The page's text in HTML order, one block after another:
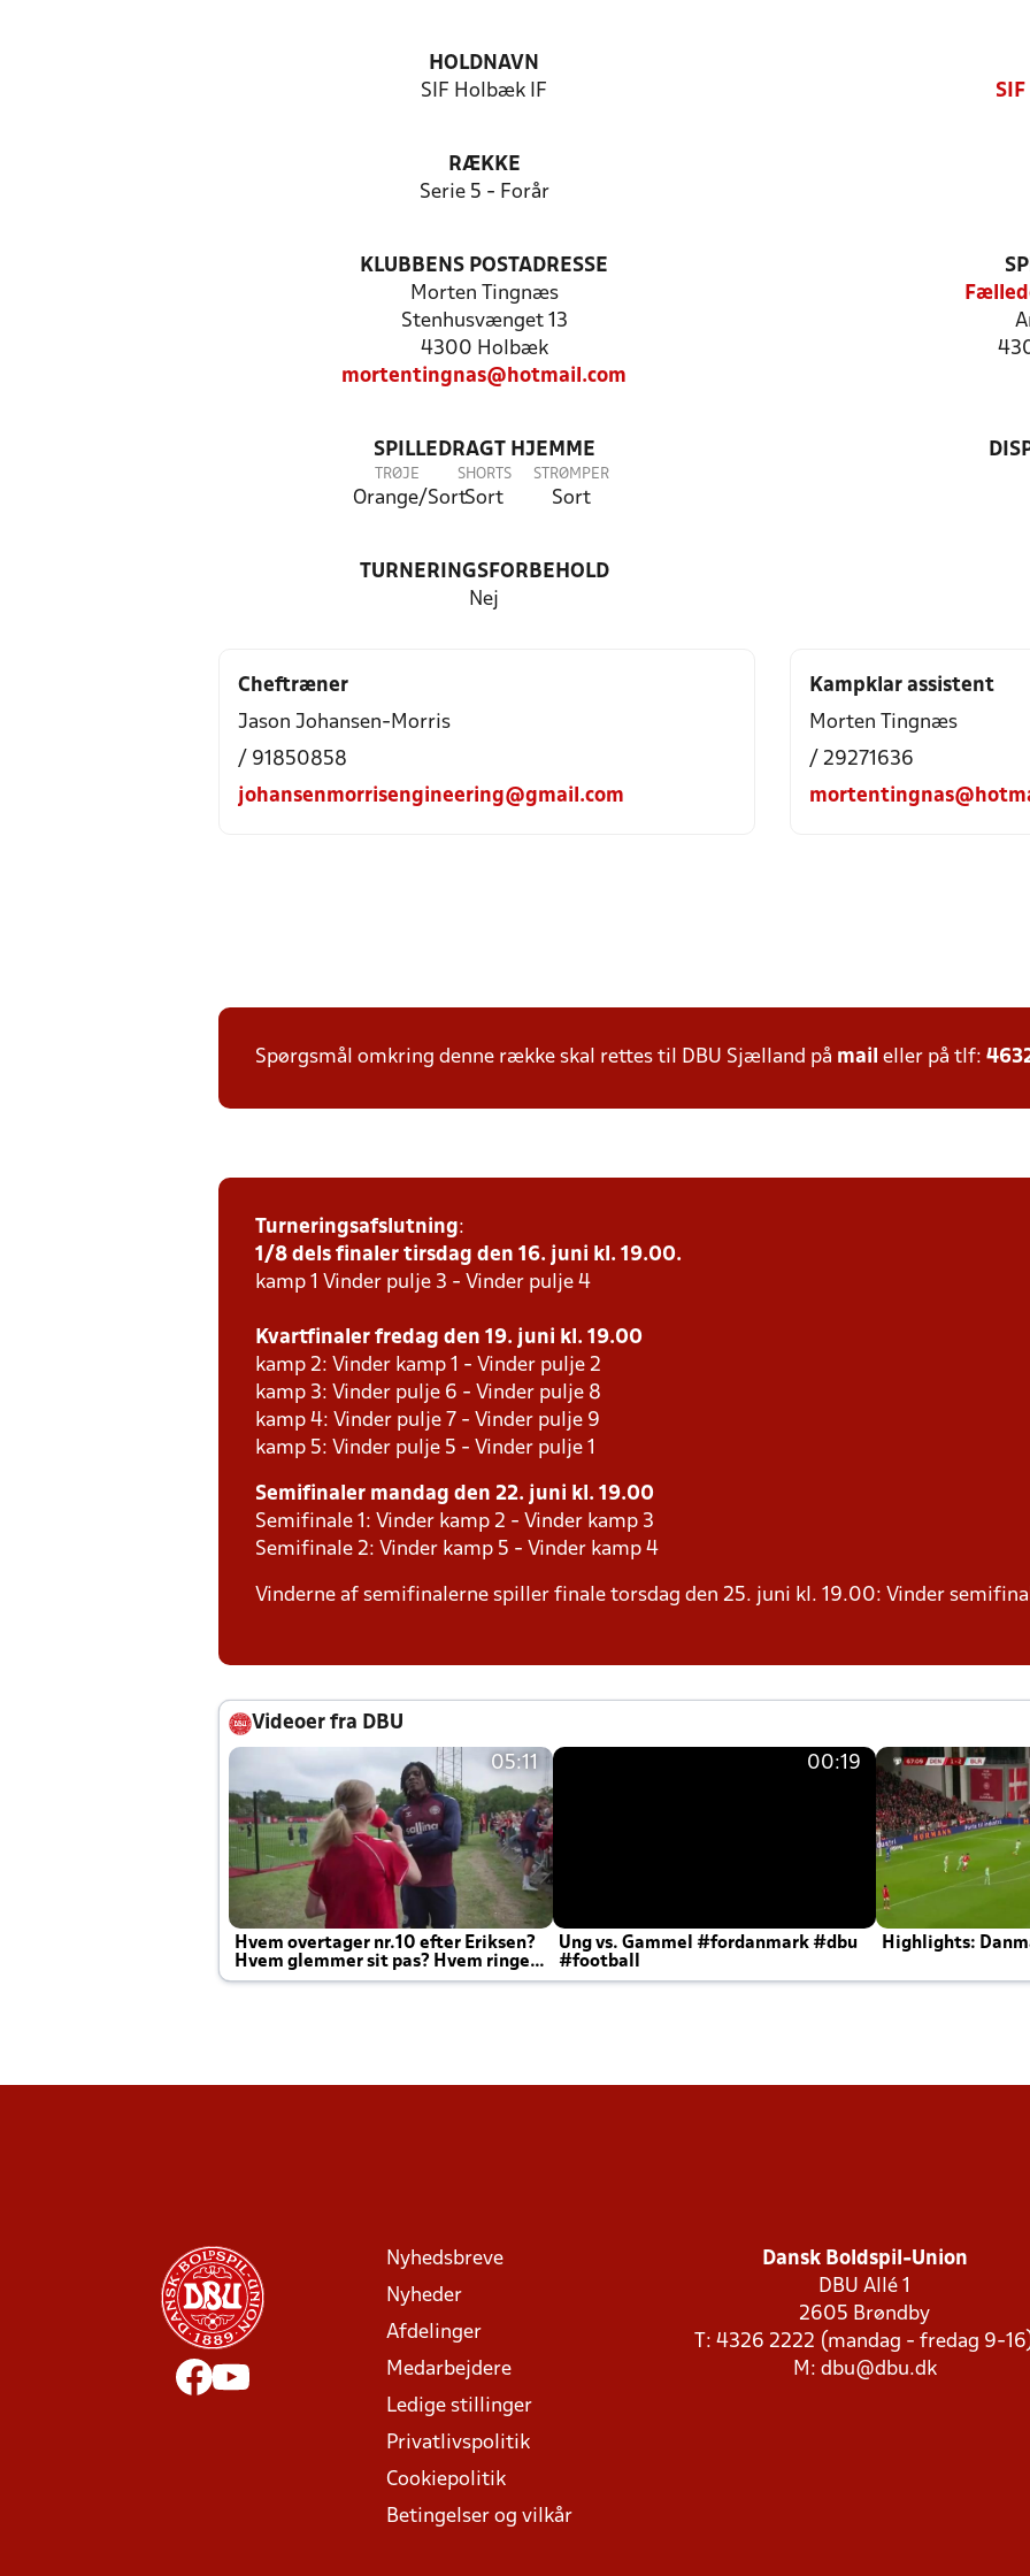
HOLDNAVN
SIF Holbæk IF
RÆKKE
Serie 5 - Forår
KLUBBENS POSTADRESSE
Morten Tingnæs
Stenhusvænget 13
4300 Holbæk
mortentingnas@hotmail.com
SPILLEDRAGT HJEMME
TRØJE
Orange/Sort
SHORTS
Sort
STRØMPER
Sort
TURNERINGSFORBEHOLD
Nej
Cheftræner
Jason Johansen-Morris
/ 91850858
johansenmorrisengineering@gmail.com
Kampklar assistent
Morten Tingnæs
/ 29271636
Spørgsmål omkring denne række skal rettes til DBU Sjælland på mail eller på tlf:
Turneringsafslutning:
1/8 dels finaler tirsdag den 16. juni kl. 19.00.
kamp 1 Vinder pulje 3 - Vinder pulje 4
Kvartfinaler fredag den 19. juni kl. 19.00
kamp 2: Vinder kamp 1 - Vinder pulje 2
kamp 3: Vinder pulje 6 - Vinder pulje 8
kamp 4: Vinder pulje 7 - Vinder pulje 9
kamp 5: Vinder pulje 5 - Vinder pulje 1
Semifinaler mandag den 22. juni kl. 19.00
Semifinale 1: Vinder kamp 2 - Vinder kamp 3
Semifinale 2: Vinder kamp 5 - Vinder kamp 4
Vinderne af semifinalerne spiller finale torsdag den 25. juni kl. 19.00: Vinder
Videoer fra DBU
05:11
Hvem overtager nr.10 efter Eriksen?
Hvem glemmer sit pas? Hvem ringer
Joachim altid til efter kampe?
00:19
Ung vs. Gammel #fordanmark #dbu
#football
Highlights:
Nyhedsbreve
Nyheder
Afdelinger
Medarbejdere
Ledige stillinger
Privatlivspolitik
Cookiepolitik
Betingelser og vilkår
Dansk Boldspil-Union
DBU Allé 1
2605 Brøndby
T: 4326 2222 (mandag - fredag 9-
M: dbu@dbu.dk